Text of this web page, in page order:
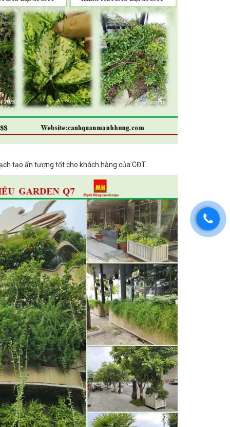
tạo ấn tượng tốt cho khách hàng của CĐT.